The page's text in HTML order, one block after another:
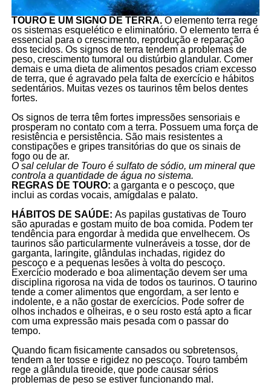
TOURO É UM SIGNO DE TERRA.O elemento terra rege
os sistemas esquelético e eliminatório. O elemento terra é
essencial para o crescimento, reprodução e reparação
dos tecidos. Os signos de terra tendem a problemas de
peso, crescimento tumoral ou distúrbio glandular. Comer
demais e uma dieta de alimentos pesados criam excesso
de terra, que é agravado pela falta de exercício e hábitos
sedentários. Muitas vezes os taurinos têm belos dentes
fortes.
Os signos de terra têm fortes impressões sensoriais e
prosperam no contato com a terra. Possuem uma força de
resistência e persistência. São mais resistentes a
constipações e gripes transitórias do que os sinais de
fogo ou de ar.
O sal celular de Touro é sulfato de sódio, um mineral que
controla a quantidade de água no sistema.
REGRAS DE TOURO: a garganta e o pescoço, que
inclui as cordas vocais, amígdalas e palato.
HÁBITOS DE SAÚDE: As papilas gustativas de Touro
são apuradas e gostam muito de boa comida. Podem ter
tendência para engordar à medida que envelhecem. Os
taurinos são particularmente vulneráveis a tosse, dor de
garganta, laringite, glândulas inchadas, rigidez do
pescoço e a pequenas lesões à volta do pescoço.
Exercício moderado e boa alimentação devem ser uma
disciplina rigorosa na vida de todos os taurinos. O taurino
tende a comer alimentos que engordam, a ser lento e
indolente, e a não gostar de exercícios. Pode sofrer de
olhos inchados e olheiras, e o seu rosto está apto a ficar
com uma expressão mais pesada com o passar do
tempo.
Quando ficam fisicamente cansados ou sobretensos,
tendem a ter tosse e rigidez no pescoço. Touro também
rege a glândula tireoide, que pode causar sérios
problemas de peso se estiver funcionando mal.